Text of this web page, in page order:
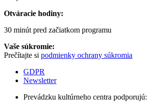
Otváracie hodiny:
30 minút pred začiatkom programu
Vaše súkromie:
Prečítajte si podmienky ochrany súkromia
GDPR
Newsletter
Prevádzku kultúrneho centra podporujú: